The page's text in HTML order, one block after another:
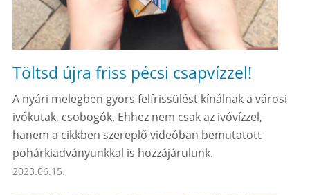
Töltsd újra friss pécsi csapvízzel!
A nyári melegben gyors felfrissülést kínálnak a városi
ivókutak, csobogók. Ehhez nem csak az ivóvízzel,
hanem a cikkben szereplő videóban bemutatott
pohárkiadványunkkal is hozzájárulunk.
2023.06.15.